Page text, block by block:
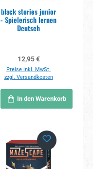
black stories junior
- Spielerisch lernen
Deutsch
Regulärer Preis:
12,95 €
Preise inkl. MwSt.
zzgl. Versandkosten
In den Warenkorb